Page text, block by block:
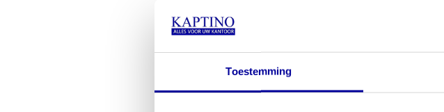
Toestemming